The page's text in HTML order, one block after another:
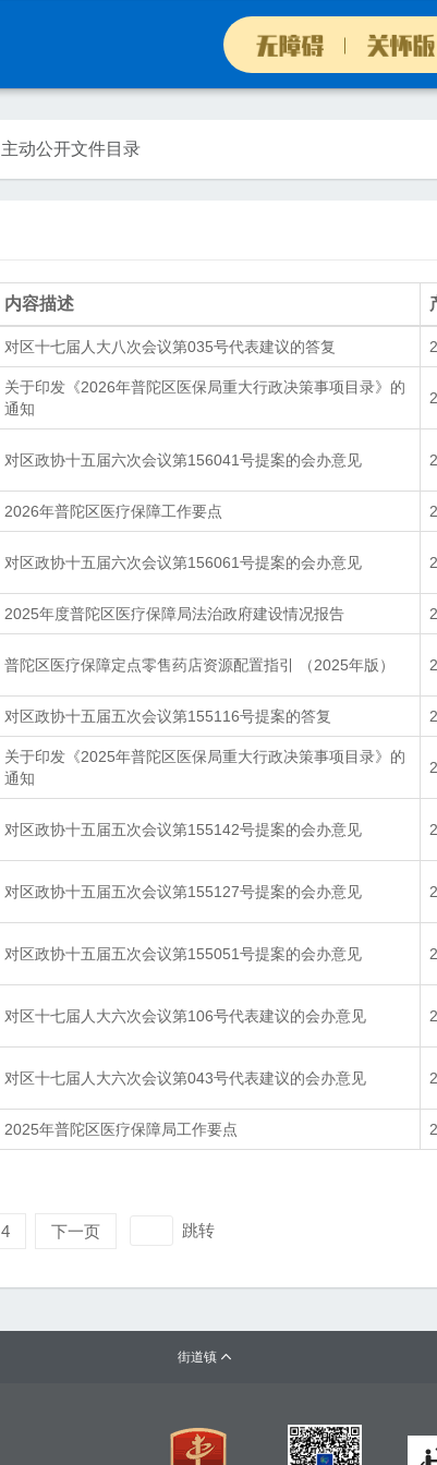
大气谦和
热点专题
微信矩阵
最新公开
政府机构
互动
网上征集
12345市民热线
主动公开文件目录
内容描述
对区十七届人大八次会议第035号代表建议的答复
关于印发《2026年普陀区医保局重大行政决策事项目录》的
通知
对区政协十五届六次会议第156041号提案的会办意见
2026年普陀区医疗保障工作要点
对区政协十五届六次会议第156061号提案的会办意见
2025年度普陀区医疗保障局法治政府建设情况报告
普陀区医疗保障定点零售药店资源配置指引 （2025年版）
对区政协十五届五次会议第155116号提案的答复
关于印发《2025年普陀区医保局重大行政决策事项目录》的
通知
对区政协十五届五次会议第155142号提案的会办意见
对区政协十五届五次会议第155127号提案的会办意见
对区政协十五届五次会议第155051号提案的会办意见
对区十七届人大六次会议第106号代表建议的会办意见
对区十七届人大六次会议第043号代表建议的会办意见
2025年普陀区医疗保障局工作要点
4 下一页 跳转
街道镇 